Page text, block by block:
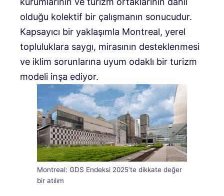
olduğu kolektif bir çalışmanın sonucudur.
Kapsayıcı bir yaklaşımla Montreal, yerel
topluluklara saygı, mirasının desteklenmesi
ve iklim sorunlarına uyum odaklı bir turizm
modeli inşa ediyor.
Montreal: GDS Endeksi 2025’te dikkate değer
bir atılım